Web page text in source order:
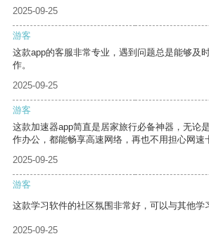
2025-09-25
游客
这款app的客服非常专业，遇到问题总是能够及
作。
2025-09-25
游客
这款加速器app简直是居家旅行必备神器，无论
作办公，都能畅享高速网络，再也不用担心网速
2025-09-25
游客
这款学习软件的社区氛围非常好，可以与其他学
2025-09-25